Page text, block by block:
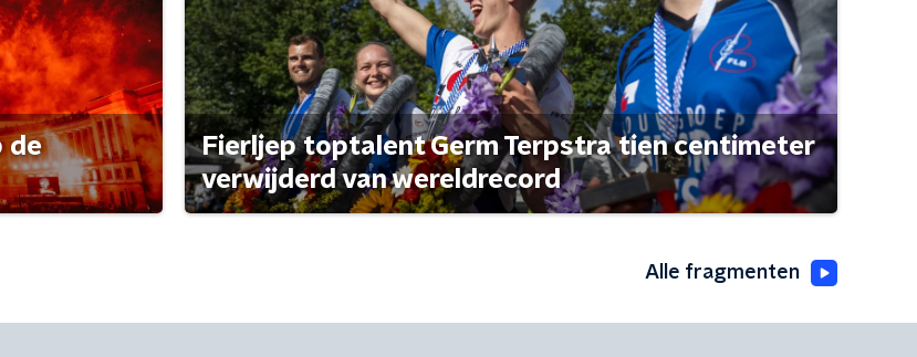
de
Fierljep toptalent Germ Terpstra tien centimeter
verwijderd van wereldrecord
Alle fragmenten